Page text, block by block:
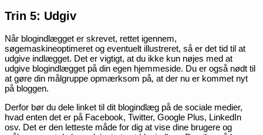
Trin 5: Udgiv
Når blogindlægget er skrevet, rettet igennem,
søgemaskineoptimeret og eventuelt illustreret, så er det tid til at
udgive indlægget. Det er vigtigt, at du ikke kun nøjes med at
udgive blogindlægget på din egen hjemmeside. Du er også nødt til
at gøre din målgruppe opmærksom på, at der nu er kommet nyt
på bloggen.
Derfor bør du dele linket til dit blogindlæg på de sociale medier,
hvad enten det er på Facebook, Twitter, Google Plus, LinkedIn
osv. Det er den letteste måde for dig at vise dine brugere og